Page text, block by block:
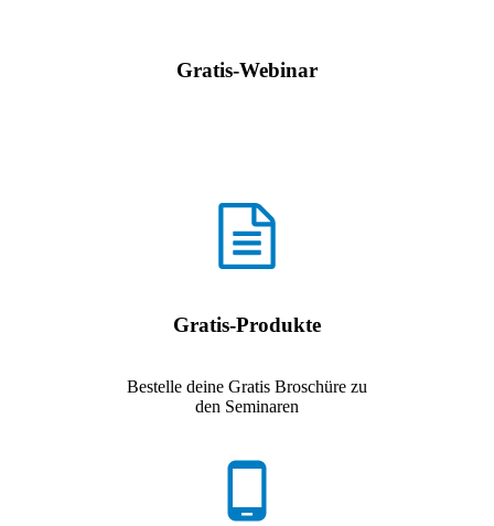
Gratis-Webinar
Gratis-Produkte
Bestelle deine Gratis Broschüre zu
den Seminaren